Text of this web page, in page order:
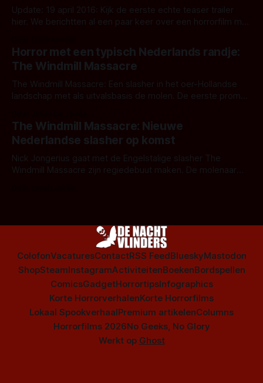
Update: 19 april 2016: Kijk de eerste echte teaser trailer
hier. We berichtten al een paar keer over een horrorfilm met
Deze Nederlandse slasher is bedacht en zal geregisseerd
worden door Nick Jongerius, Olga Ponjee was in maart
bezig met het afronden van
Horror met een typisch Nederlands randje:
The Windmill Massacre
The Windmill Massacre: Een slasher in het oer-Hollandse
landschap met als uitvalsbasis de molen. De eerste promo
The Windmill Massacre: Nieuwe
Nederlandse slasher op komst
Nick Jongerius gaat met de Engelstalige slasher The
Windmill Massacre zijn regiedebuut maken. De molenaar
ColofonVacaturesContactRSS FeedBlueskyMastodon
ShopSteamInstagramActiviteitenBoekenBordspellen
ComicsGadgetHorrortipsInfographics
Korte HorrorverhalenKorte Horrorfilms
Lokaal SpookverhaalPremium artikelenColumns
Horrorfilms 2026No Geeks, No Glory
Werkt op Ghost